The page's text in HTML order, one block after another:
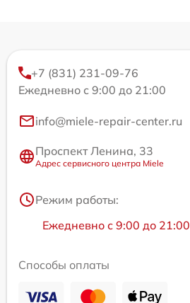
+7 (831) 231-09-76
Ежедневно с 9:00 до 21:00
info@miele-repair-center.ru
Проспект Ленина, 33
Адрес сервисного центра Miele
Режим работы:
Ежедневно с 9:00 до 21:00
Способы оплаты